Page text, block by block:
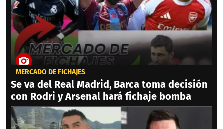
MERCADO DE FICHAJES
Se va del Real Madrid, Barca toma decisión
con Rodri y Arsenal hará fichaje bomba